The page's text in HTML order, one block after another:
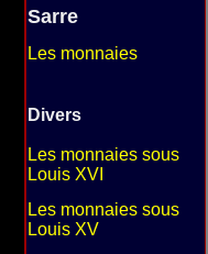
Sarre
Les monnaies
Divers
Les monnaies sous
Louis XVI
Les monnaies sous
Louis XV